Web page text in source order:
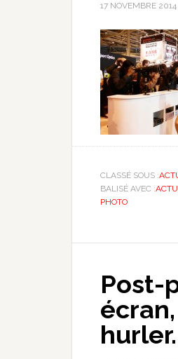
17 NOVEMBRE 2014
CLASSÉ SOUS :
BALISÉ AVEC :
PHOTO
Post-
hurler.